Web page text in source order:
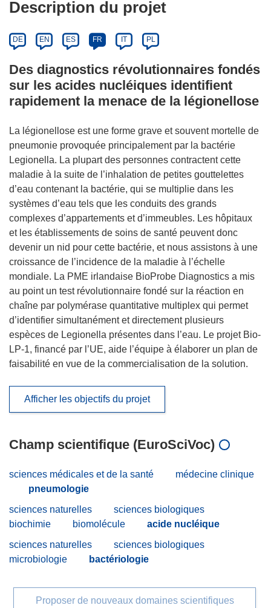
Description du projet
DE EN ES FR IT PL
Des diagnostics révolutionnaires fondés
sur les acides nucléiques identifient
rapidement la menace de la légionellose
La légionellose est une forme grave et souvent mortelle de
pneumonie provoquée principalement par la bactérie
Legionella. La plupart des personnes contractent cette
maladie à la suite de l’inhalation de petites gouttelettes
d’eau contenant la bactérie, qui se multiplie dans les
systèmes d’eau tels que les conduits des grands
complexes d’appartements et d’immeubles. Les hôpitaux
et les établissements de soins de santé peuvent donc
devenir un nid pour cette bactérie, et nous assistons à une
croissance de l’incidence de la maladie à l’échelle
mondiale. La PME irlandaise BioProbe Diagnostics a mis
au point un test révolutionnaire fondé sur la réaction en
chaîne par polymérase quantitative multiplex qui permet
d’identifier simultanément et directement plusieurs
espèces de Legionella présentes dans l’eau. Le projet Bio-
LP-1, financé par l’UE, aide l’équipe à élaborer un plan de
faisabilité en vue de la commercialisation de la solution.
Afficher les objectifs du projet
Champ scientifique (EuroSciVoc)
sciences médicales et de la santé
médecine clinique
pneumologie
sciences naturelles
sciences biologiques
biochimie
biomolécule
acide nucléique
sciences naturelles
sciences biologiques
microbiologie
bactériologie
Proposer de nouveaux domaines scientifiques